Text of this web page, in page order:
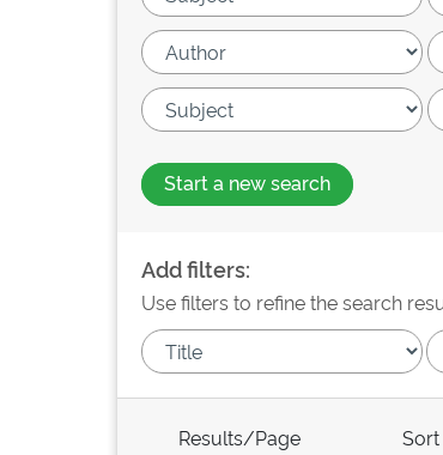
Start a new search
Add filters:
Use filters to refine the search
Results/Page